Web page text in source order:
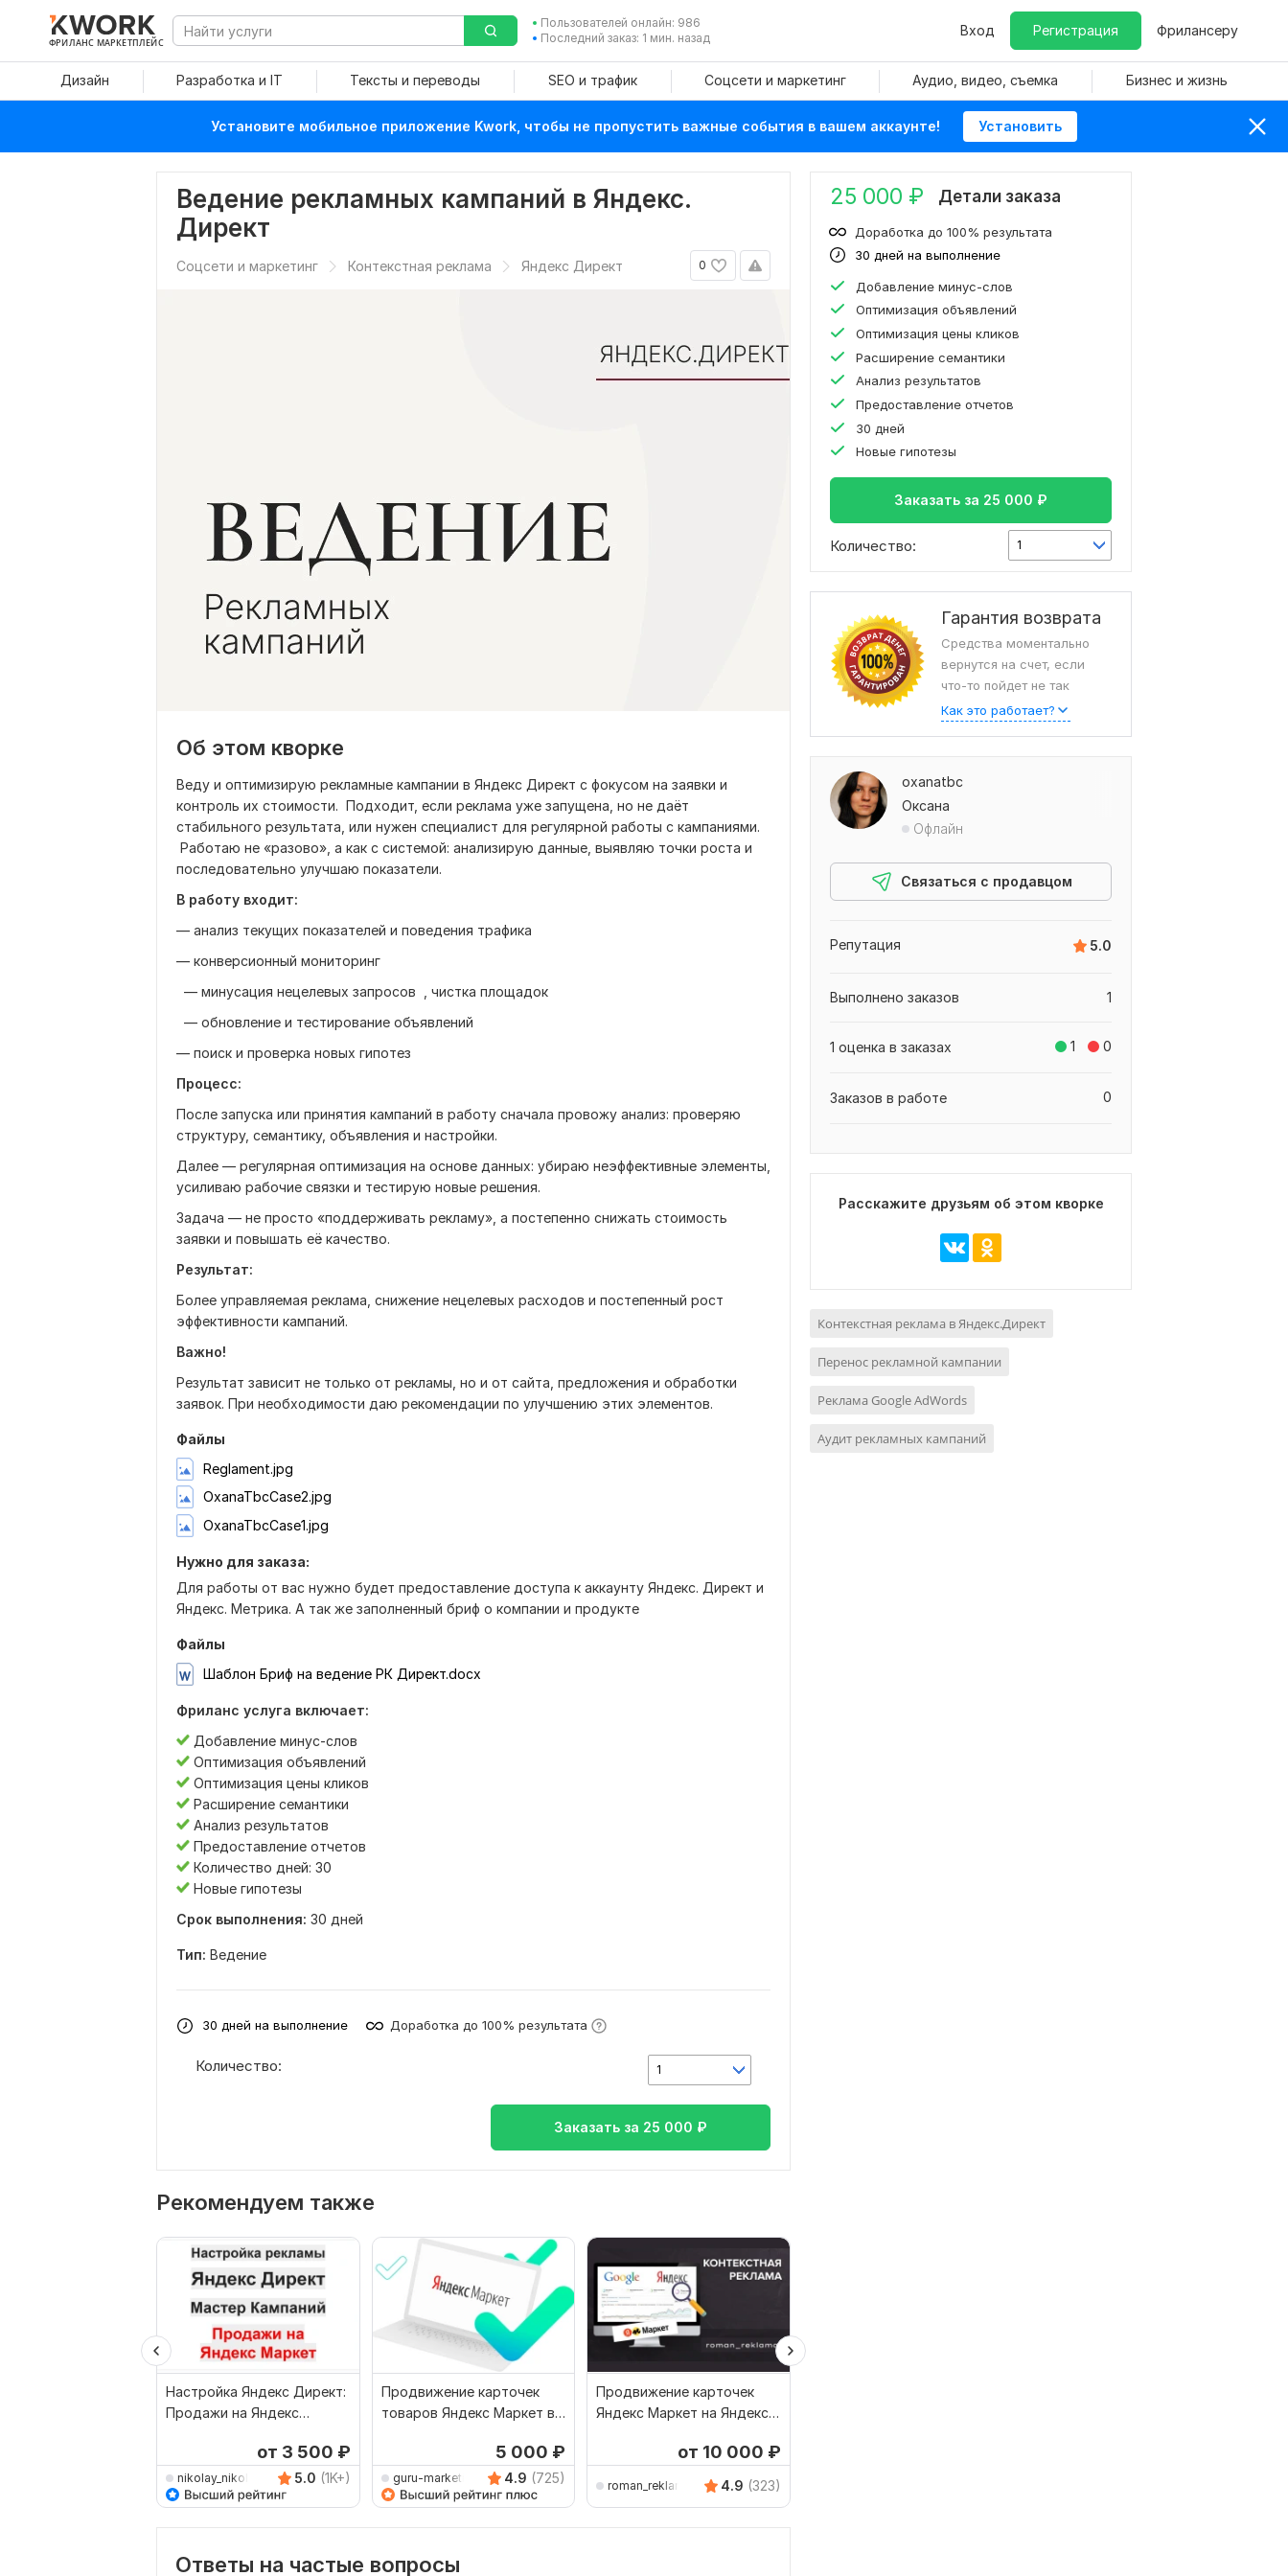
ФРИЛАНС МАРКЕТПЛЕЙС
Пользователей онлайн: 986
Последний заказ: 1 мин. назад
Вход Регистрация Фрилансеру
Дизайн Разработка и IT Тексты и переводы SEO и трафик Соцсети и маркетинг Аудио, видео, съемка Бизнес и жизнь
Установите мобильное приложение Kwork, чтобы не пропустить важные события в вашем аккаунте! Установить
Ведение рекламных кампаний в Яндекс.
Директ
0
Соцсети и маркетинг Контекстная реклама Яндекс Директ
Об этом кворке
Веду и оптимизирую рекламные кампании в Яндекс Директ с фокусом на заявки и
контроль их стоимости. Подходит, если реклама уже запущена, но не даёт
стабильного результата, или нужен специалист для регулярной работы с кампаниями.
Работаю не «разово», а как с системой: анализирую данные, выявляю точки роста и
последовательно улучшаю показатели.
В работу входит:
— анализ текущих показателей и поведения трафика
— конверсионный мониторинг
— минусация нецелевых запросов , чистка площадок
— обновление и тестирование объявлений
— поиск и проверка новых гипотез
Процесс:
После запуска или принятия кампаний в работу сначала провожу анализ: проверяю
структуру, семантику, объявления и настройки.
Далее — регулярная оптимизация на основе данных: убираю неэффективные элементы,
усиливаю рабочие связки и тестирую новые решения.
Задача — не просто «поддерживать рекламу», а постепенно снижать стоимость
заявки и повышать её качество.
Результат:
Более управляемая реклама, снижение нецелевых расходов и постепенный рост
эффективности кампаний.
Важно!
Результат зависит не только от рекламы, но и от сайта, предложения и обработки
заявок. При необходимости даю рекомендации по улучшению этих элементов.
Файлы
Reglament.jpg
OxanaTbcCase2.jpg
OxanaTbcCase1.jpg
Нужно для заказа:
Для работы от вас нужно будет предоставление доступа к аккаунту Яндекс. Директ и
Яндекс. Метрика. А так же заполненный бриф о компании и продукте
Файлы
Шаблон Бриф на ведение РК Директ.docx
Фриланс услуга включает:
Добавление минус-слов
Оптимизация объявлений
Оптимизация цены кликов
Расширение семантики
Анализ результатов
Предоставление отчетов
Количество дней: 30
Новые гипотезы
Срок выполнения: 30 дней
Тип: Ведение
30 дней на выполнение Доработка до 100% результата
1
Количество:
Заказать за 25 000 ₽
Рекомендуем также
Настройка Яндекс Директ:
Продажи на Яндекс
от 3 500 ₽
nikolay_nikolaevich 5.0 (1K+)
Продвижение карточек
товаров Яндекс Маркет в
5 000 ₽
guru-marketing 4.9 (725)
Продвижение карточек
Яндекс Маркет на Яндекс
от 10 000 ₽
roman_reklama 4.9 (323)
Ответы на частые вопросы
25 000 ₽ Детали заказа
30 дней на выполнение
Доработка до 100% результата
Добавление минус-слов
Оптимизация объявлений
Оптимизация цены кликов
Расширение семантики
Анализ результатов
Предоставление отчетов
30 дней
Новые гипотезы
Заказать за 25 000 ₽
Количество: 1
Гарантия возврата
Средства моментально
вернутся на счет, если
что-то пойдет не так
Как это работает?
oxanatbc
Оксана
Офлайн
Связаться с продавцом
5.0
Репутация
1
Выполнено заказов
1 0
1 оценка в заказах
0
Заказов в работе
Расскажите друзьям об этом кворке
Контекстная реклама в Яндекс.Директ
Перенос рекламной кампании
Реклама Google AdWords
Аудит рекламных кампаний